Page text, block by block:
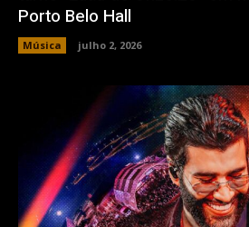
Porto Belo Hall
Música julho 2, 2026